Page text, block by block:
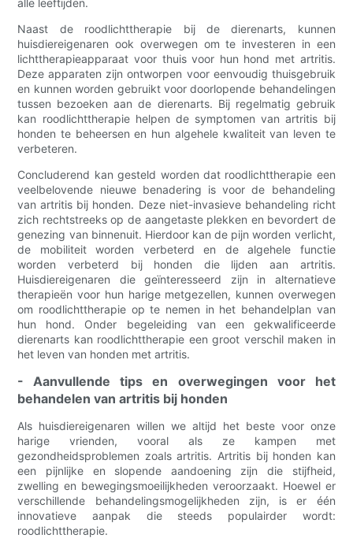
alle leeftijden.
Naast de roodlichttherapie bij de dierenarts, kunnen
huisdiereigenaren ook overwegen om te investeren in een
lichttherapieapparaat voor thuis voor hun hond met artritis.
Deze apparaten zijn ontworpen voor eenvoudig thuisgebruik
en kunnen worden gebruikt voor doorlopende behandelingen
tussen bezoeken aan de dierenarts. Bij regelmatig gebruik
kan roodlichttherapie helpen de symptomen van artritis bij
honden te beheersen en hun algehele kwaliteit van leven te
verbeteren.
Concluderend kan gesteld worden dat roodlichttherapie een
veelbelovende nieuwe benadering is voor de behandeling
van artritis bij honden. Deze niet-invasieve behandeling richt
zich rechtstreeks op de aangetaste plekken en bevordert de
genezing van binnenuit. Hierdoor kan de pijn worden verlicht,
de mobiliteit worden verbeterd en de algehele functie
worden verbeterd bij honden die lijden aan artritis.
Huisdiereigenaren die geïnteresseerd zijn in alternatieve
therapieën voor hun harige metgezellen, kunnen overwegen
om roodlichttherapie op te nemen in het behandelplan van
hun hond. Onder begeleiding van een gekwalificeerde
dierenarts kan roodlichttherapie een groot verschil maken in
het leven van honden met artritis.
- Aanvullende tips en overwegingen voor het
behandelen van artritis bij honden
Als huisdiereigenaren willen we altijd het beste voor onze
harige vrienden, vooral als ze kampen met
gezondheidsproblemen zoals artritis. Artritis bij honden kan
een pijnlijke en slopende aandoening zijn die stijfheid,
zwelling en bewegingsmoeilijkheden veroorzaakt. Hoewel er
verschillende behandelingsmogelijkheden zijn, is er één
innovatieve aanpak die steeds populairder wordt:
roodlichttherapie.